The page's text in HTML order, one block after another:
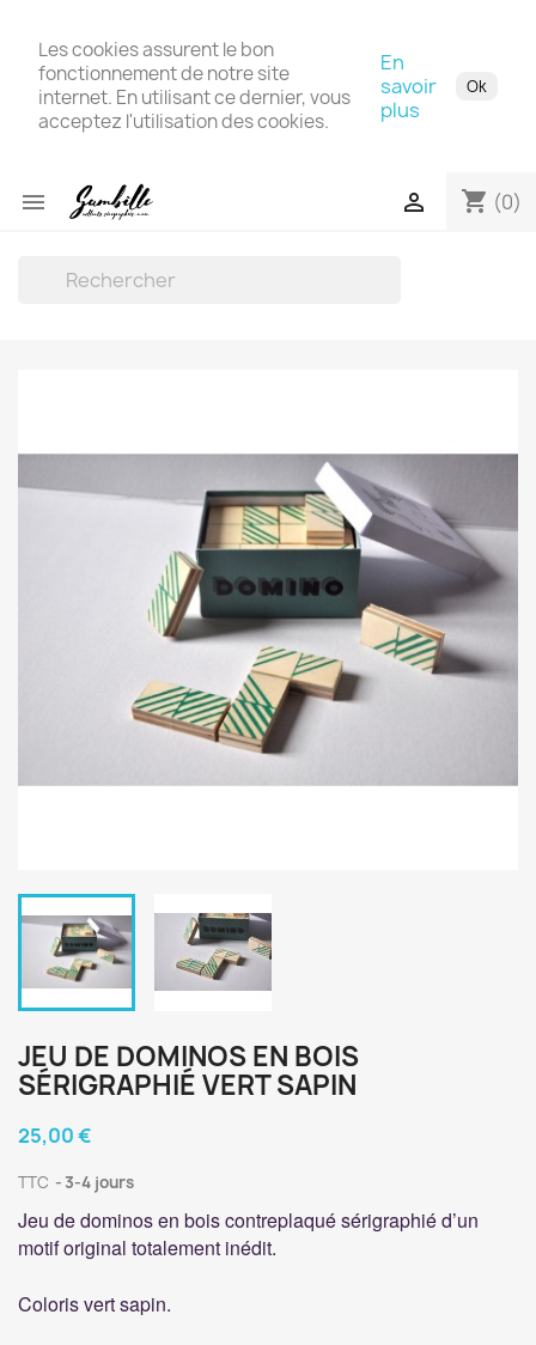
Les cookies assurent le bon
fonctionnement de notre site
internet. En utilisant ce dernier, vous
acceptez l'utilisation des cookies.
En
savoir
plus
Ok
 shopping_cart (0)

JEU DE DOMINOS EN BOIS
SÉRIGRAPHIÉ VERT SAPIN
25,00 €
TTC 3-4 jours
Jeu de dominos en bois contreplaqué sérigraphié d’un
motif original totalement inédit.
Coloris vert sapin.